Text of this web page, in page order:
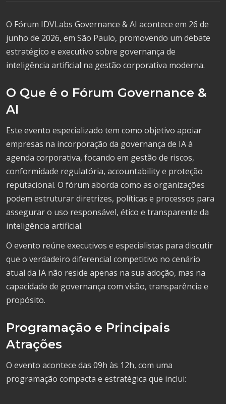
O Fórum IDVLabs Governance & AI acontece em 26 de
junho de 2026, em São Paulo, promovendo um debate
estratégico e executivo sobre governança de
inteligência artificial na gestão corporativa moderna.
O Que é o Fórum Governance &
AI
Este evento especializado tem como objetivo apoiar
empresas na incorporação da governança de IA à
agenda corporativa, focando em gestão de riscos,
conformidade regulatória, accountability e proteção
reputacional. O fórum aborda como as organizações
podem estruturar diretrizes, políticas e processos para
assegurar o uso responsável, ético e transparente da
inteligência artificial.
O evento reúne executivos e especialistas para discutir
que o verdadeiro diferencial competitivo no cenário
atual da IA não reside apenas na sua adoção, mas na
capacidade de governança com visão, transparência e
propósito.
Programação e Principais
Atrações
O evento acontece das 09h às 12h, com uma
programação compacta e estratégica que inclui: